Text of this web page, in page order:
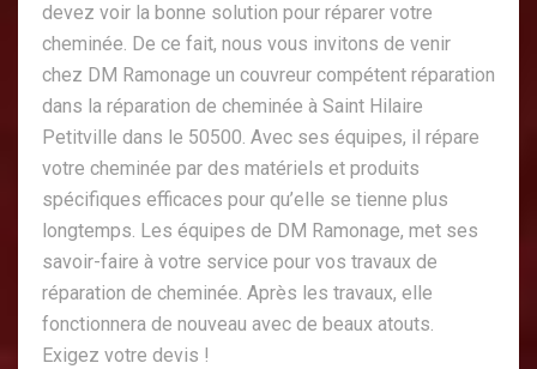
devez voir la bonne solution pour réparer votre
cheminée. De ce fait, nous vous invitons de venir
chez DM Ramonage un couvreur compétent réparation
dans la réparation de cheminée à Saint Hilaire
Petitville dans le 50500. Avec ses équipes, il répare
votre cheminée par des matériels et produits
spécifiques efficaces pour qu’elle se tienne plus
longtemps. Les équipes de DM Ramonage, met ses
savoir-faire à votre service pour vos travaux de
réparation de cheminée. Après les travaux, elle
fonctionnera de nouveau avec de beaux atouts.
Exigez votre devis !